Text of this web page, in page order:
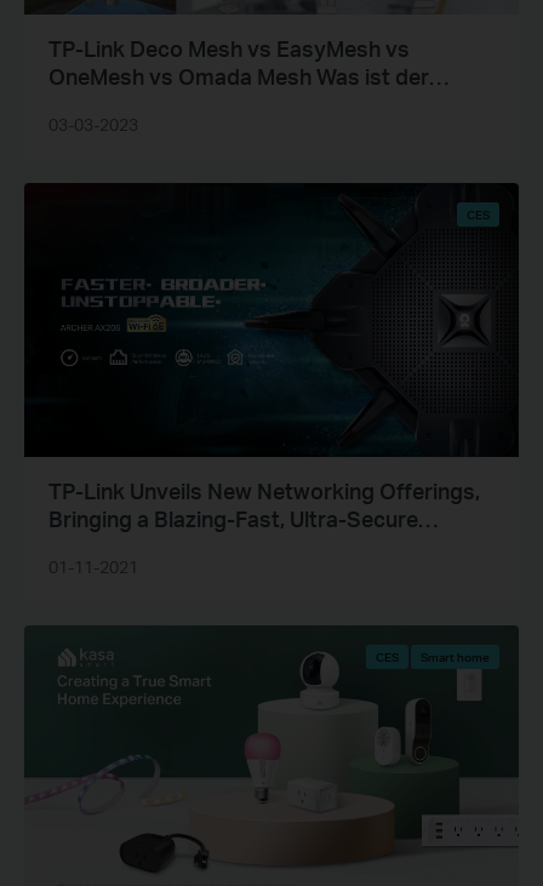
TP-Link Deco Mesh vs EasyMesh vs
OneMesh vs Omada Mesh Was ist der
03-03-2023
CES
TP-Link Unveils New Networking Offerings,
Bringing a Blazing-Fast, Ultra-Secure
Businesses
01-11-2021
CES Smart home